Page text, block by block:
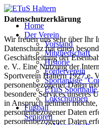
Home
Der Verein
Vorstand
Mitgliedschaft
Historie
Förderverein
Sportanlage
ETuS Sporthalle
Lokschuppen
Fußball
Senioren
Datenschutzerklärung
Wir freuen uns sehr über Ihr
Datenschutz hat einen
Geschäftsleitung der
e. V.. Eine Nutzung der
Sportverein Haltern 1927 e.
personenbezogener Daten
besondere Services unseres
in Anspruch nehmen
personenbezogener Daten
personenbezogener Daten